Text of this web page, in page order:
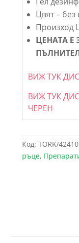
Цвят – без
Произход
ЦЕНАТА Е
ВИЖ ТУК
ВИЖ ТУК
ЧЕРЕН
Код: TORK/
ръце,